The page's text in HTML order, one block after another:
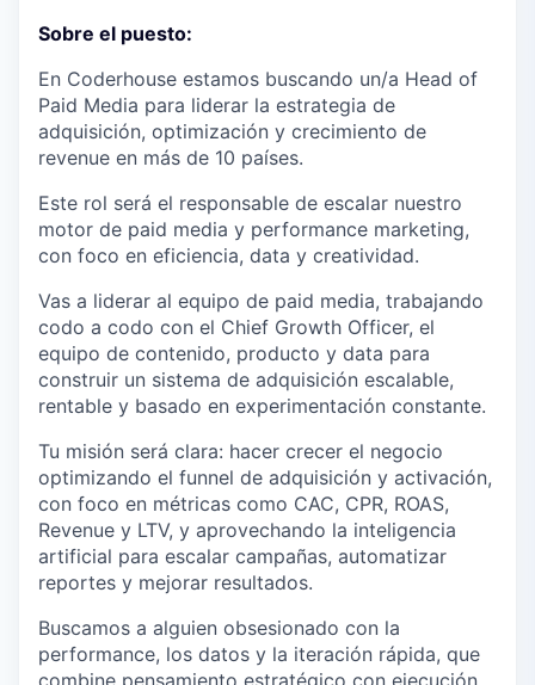
Sobre el puesto:
En Coderhouse estamos buscando un/a Head of
Paid Media para liderar la estrategia de
adquisición, optimización y crecimiento de
revenue en más de 10 países.
Este rol será el responsable de escalar nuestro
motor de paid media y performance marketing,
con foco en eficiencia, data y creatividad.
Vas a liderar al equipo de paid media, trabajando
codo a codo con el Chief Growth Officer, el
equipo de contenido, producto y data para
construir un sistema de adquisición escalable,
rentable y basado en experimentación constante.
Tu misión será clara: hacer crecer el negocio
optimizando el funnel de adquisición y activación,
con foco en métricas como CAC, CPR, ROAS,
Revenue y LTV, y aprovechando la inteligencia
artificial para escalar campañas, automatizar
reportes y mejorar resultados.
Buscamos a alguien obsesionado con la
performance, los datos y la iteración rápida, que
combine pensamiento estratégico con ejecución